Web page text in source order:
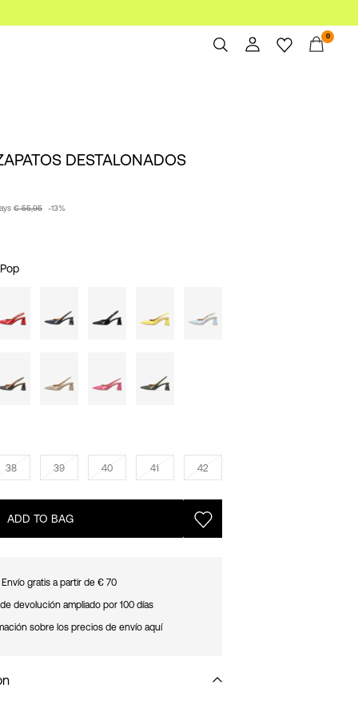
0
DESTALONADOS
€ 55,95
-13%
38 39 40 41 42
ADD TO BAG
Envío gratis a partir de € 70
devolución ampliado por 100 días
sobre los precios de envío aquí